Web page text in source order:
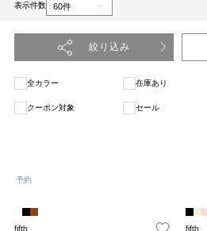
表示件数
絞り込み
全カラー 在庫あり
クーポン対象 セール
予約
fifth fifth